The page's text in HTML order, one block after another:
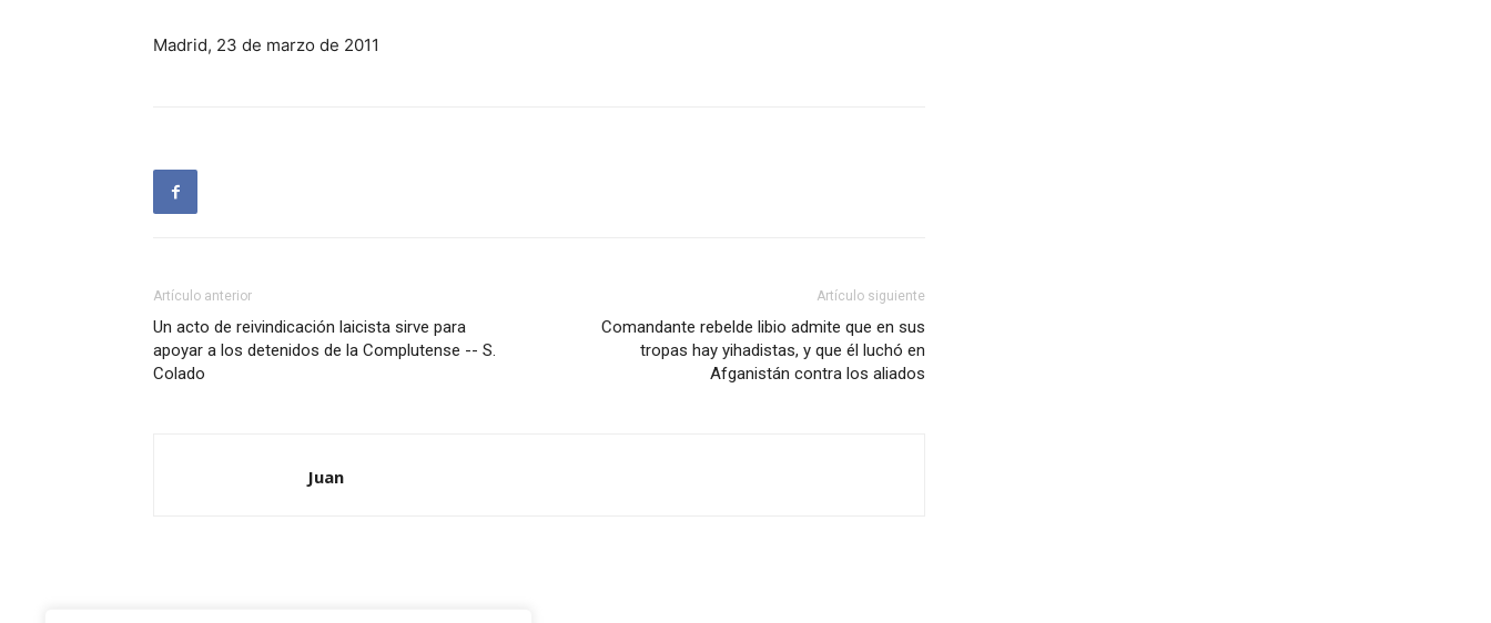
Madrid, 23 de marzo de 2011
Artículo anterior
Un acto de reivindicación laicista sirve para
apoyar a los detenidos de la Complutense -- S.
Colado
Artículo siguiente
Comandante rebelde libio admite que en sus
tropas hay yihadistas, y que él luchó en
Afganistán contra los aliados
Juan